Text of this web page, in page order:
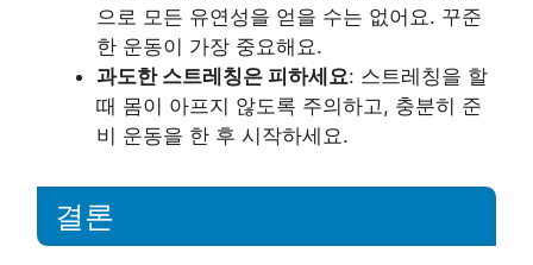
으로 모든 유연성을 얻을 수는 없어요. 꾸준
한 운동이 가장 중요해요.
과도한 스트레칭은 피하세요: 스트레칭을 할
때 몸이 아프지 않도록 주의하고, 충분히 준
비 운동을 한 후 시작하세요.
결론